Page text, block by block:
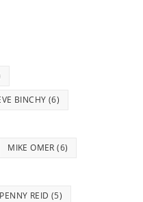
BINCHY (6)
MIKE OMER (6)
PENNY REID (5)